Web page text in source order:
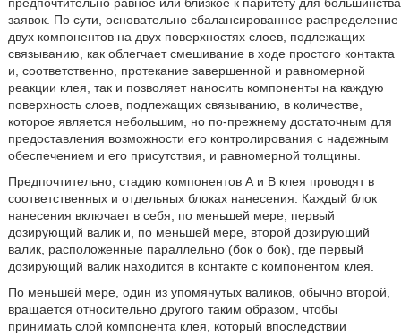
заявок. По сути, основательно сбалансированное распределение
двух компонентов на двух поверхностях слоев, подлежащих
связыванию, как облегчает смешивание в ходе простого контакта
и, соответственно, протекание завершенной и равномерной
реакции клея, так и позволяет наносить компоненты на каждую
поверхность слоев, подлежащих связыванию, в количестве,
которое является небольшим, но по-прежнему достаточным для
предоставления возможности его контролирования с надежным
обеспечением и его присутствия, и равномерной толщины.
Предпочтительно, стадию компонентов А и В клея проводят в
соответственных и отдельных блоках нанесения. Каждый блок
нанесения включает в себя, по меньшей мере, первый
дозирующий валик и, по меньшей мере, второй дозирующий
валик, расположенные параллельно (бок о бок), где первый
дозирующий валик находится в контакте с компонентом клея.
По меньшей мере, один из упомянутых валиков, обычно второй,
вращается относительно другого таким образом, чтобы
принимать слой компонента клея, который впоследствии